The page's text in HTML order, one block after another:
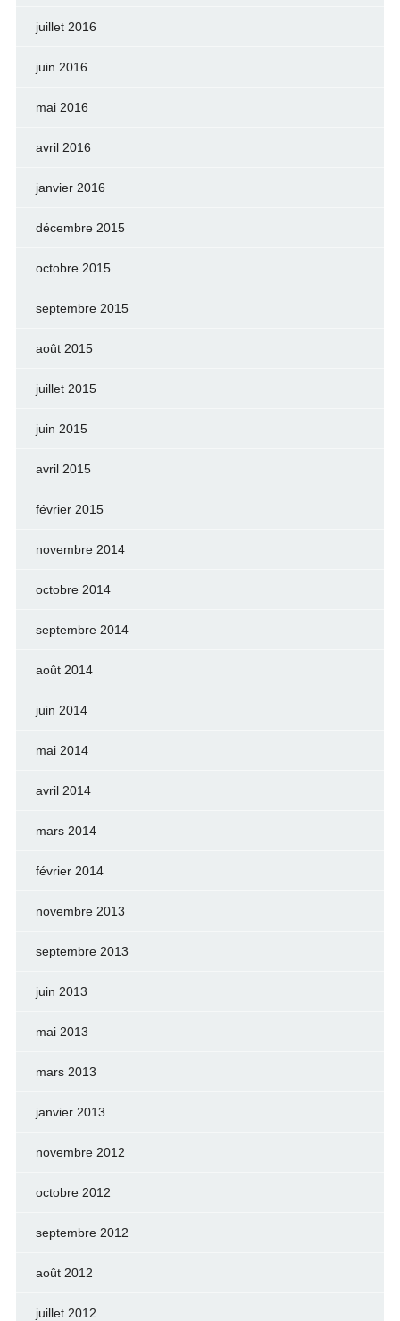
juillet 2016
juin 2016
mai 2016
avril 2016
janvier 2016
décembre 2015
octobre 2015
septembre 2015
août 2015
juillet 2015
juin 2015
avril 2015
février 2015
novembre 2014
octobre 2014
septembre 2014
août 2014
juin 2014
mai 2014
avril 2014
mars 2014
février 2014
novembre 2013
septembre 2013
juin 2013
mai 2013
mars 2013
janvier 2013
novembre 2012
octobre 2012
septembre 2012
août 2012
juillet 2012